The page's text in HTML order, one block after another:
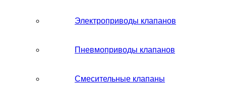
Электроприводы клапанов
Пневмоприводы клапанов
Смесительные клапаны